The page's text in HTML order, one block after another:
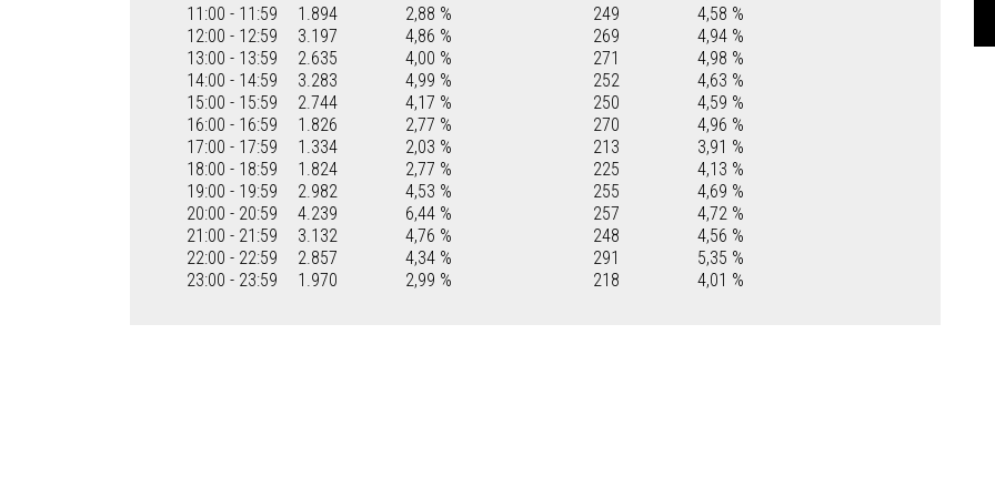
11:00 - 11:59
1.894 2,88 % 249
4,58 %
12:00 - 12:59
3.197 4,86 % 269
4,94 %
13:00 - 13:59
2.635 4,00 % 271
4,98 %
14:00 - 14:59
3.283 4,99 % 252
4,63 %
15:00 - 15:59
2.744 4,17 % 250
4,59 %
16:00 - 16:59
1.826 2,77 % 270
4,96 %
17:00 - 17:59
1.334 2,03 % 213
3,91 %
18:00 - 18:59
1.824 2,77 % 225
4,13 %
19:00 - 19:59
2.982 4,53 % 255
4,69 %
20:00 - 20:59
4.239 6,44 % 257
4,72 %
21:00 - 21:59
3.132 4,76 % 248
4,56 %
22:00 - 22:59
2.857 4,34 % 291
5,35 %
23:00 - 23:59
1.970 2,99 % 218 4,01 %